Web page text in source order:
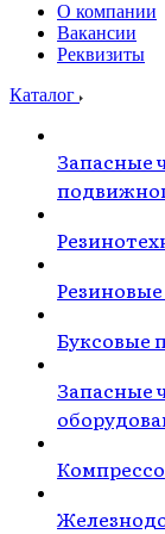
О компании
Вакансии
Реквизиты
Каталог
Запасные
Буксовые
Запасные